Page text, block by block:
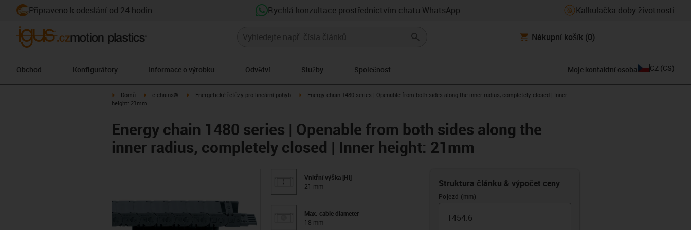
Připraveno k odeslání od 24 hodin Rychlá konzultace prostřednictvím chatu WhatsApp Kalkulačka doby životnosti
Nákupní košík (0)
Obchod Konfigurátory Informace o výrobku Odvětví Služby Společnost Moje kontaktní osoba CZ (CS)
igus-icon-arrow-right
Domů igus-icon-arrow-right
e-chains® igus-icon-arrow-right
Energetické řetězy pro lineární pohyb igus-icon-arrow-right
Energy chain 1480 series | Openable from both sides along the inner radius, completely closed | Inner
height: 21mm
Energy chain 1480 series | Openable from both sides along the
inner radius, completely closed | Inner height: 21mm
Vnitřní výška [Hi]
21 mm
Max. cable diameter
18 mm
Struktura článku & výpočet ceny
Pojezd (mm)